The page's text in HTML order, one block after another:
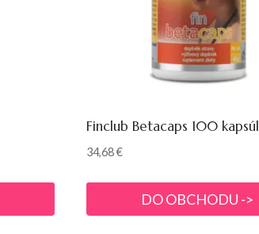
Finclub Betacaps 100 kapsúl
34,68€
DO OBCHODU ->